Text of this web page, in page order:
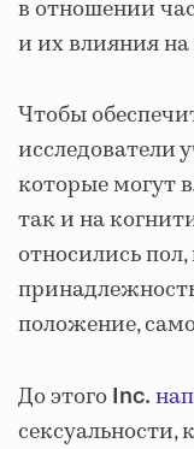
в отношении
и их влияния
Чтобы
исследователи
которые могут
так и на
относились
положение,
До этого Inc.
сексуальности,